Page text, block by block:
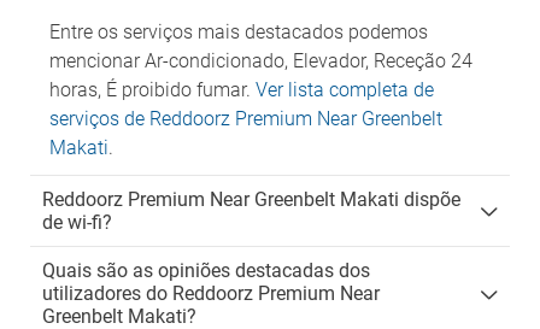
Entre os serviços mais destacados podemos
mencionar Ar-condicionado, Elevador, Receção 24
horas, É proibido fumar. Ver lista completa de
serviços de Reddoorz Premium Near Greenbelt
Makati.
Reddoorz Premium Near Greenbelt Makati dispõe
de wi-fi?
Quais são as opiniões destacadas dos
utilizadores do Reddoorz Premium Near
Greenbelt Makati?